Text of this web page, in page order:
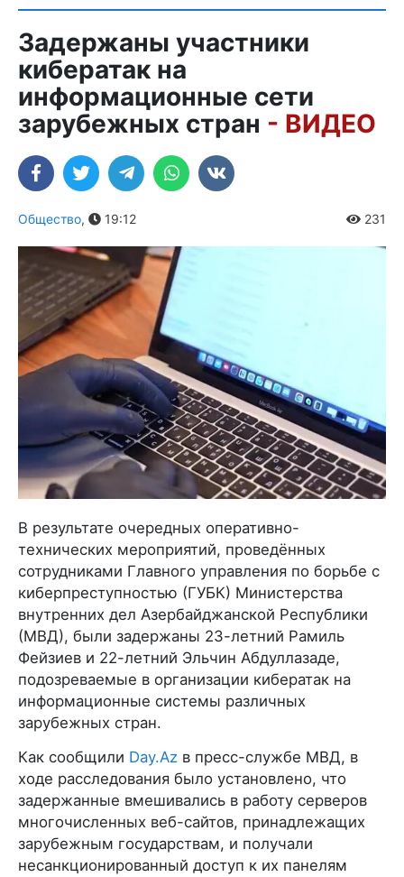
Задержаны участники
кибератак на
информационные сети
зарубежных стран - ВИДЕО
Общество, 19:12 231
В результате очередных оперативно-
технических мероприятий, проведённых
сотрудниками Главного управления по борьбе с
киберпреступностью (ГУБК) Министерства
внутренних дел Азербайджанской Республики
(МВД), были задержаны 23-летний Рамиль
Фейзиев и 22-летний Эльчин Абдуллазаде,
подозреваемые в организации кибератак на
информационные системы различных
зарубежных стран.
Как сообщили Day.Az в пресс-службе МВД, в
ходе расследования было установлено, что
задержанные вмешивались в работу серверов
многочисленных веб-сайтов, принадлежащих
зарубежным государствам, и получали
несанкционированный доступ к их панелям